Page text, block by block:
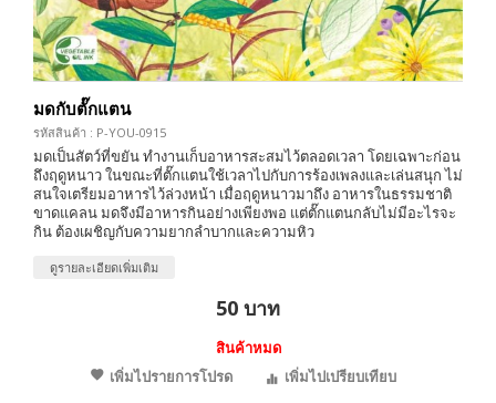
มดกับตั๊กแตน
รหัสสินค้า : P-YOU-0915
มดเป็นสัตว์ที่ขยัน ทำงานเก็บอาหารสะสมไว้ตลอดเวลา โดยเฉพาะก่อน
ถึงฤดูหนาว ในขณะที่ตั๊กแตนใช้เวลาไปกับการร้องเพลงและเล่นสนุก ไม่
สนใจเตรียมอาหารไว้ล่วงหน้า เมื่อฤดูหนาวมาถึง อาหารในธรรมชาติ
ขาดแคลน มดจึงมีอาหารกินอย่างเพียงพอ แต่ตั๊กแตนกลับไม่มีอะไรจะ
กิน ต้องเผชิญกับความยากลำบากและความหิว
ดูรายละเอียดเพิ่มเติม
50 บาท
สินค้าหมด
เพิ่มไปรายการโปรด
เพิ่มไปเปรียบเทียบ